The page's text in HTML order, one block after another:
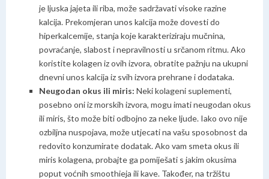
je ljuska jajeta ili riba, može sadržavati visoke razine
kalcija. Prekomjeran unos kalcija može dovesti do
hiperkalcemije, stanja koje karakteriziraju mučnina,
povraćanje, slabost i nepravilnosti u srčanom ritmu.Ako
koristite kolagen iz ovih izvora, obratite pažnju na ukupni
dnevni unos kalcija iz svih izvora prehrane i dodataka.
Neugodan okus ili miris: Neki kolageni suplementi,
posebno oni iz morskih izvora, mogu imati neugodan okus
ili miris, što može biti odbojno za neke ljude. Iako ovo nije
ozbiljna nuspojava, može utjecati na vašu sposobnost da
redovito konzumirate dodatak.Ako vam smeta okus ili
miris kolagena, probajte ga pomiješati s jakim okusima
poput voćnih smoothieja ili kave. Također, na tržištu